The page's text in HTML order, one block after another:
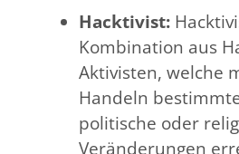
Hacktivist:
Kombination aus
Aktivisten, welche
Handeln
politische oder
Veränderungen